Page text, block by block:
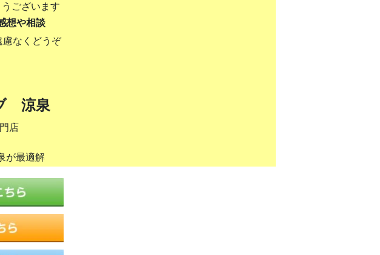
ございます
想や相談
慮なくどうぞ
涼泉
店
が最適解